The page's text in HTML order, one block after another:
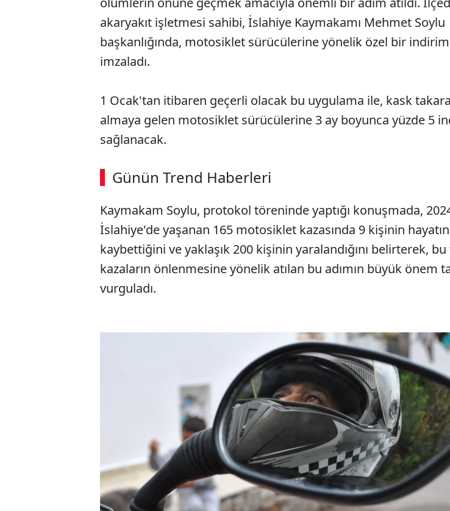
akaryakıt işletmesi sahibi, İslahiye Kaymakamı Mehmet Soylu
başkanlığında, motosiklet sürücülerine yönelik özel bir
imzaladı.
1 Ocak'tan itibaren geçerli olacak bu uygulama ile, kask
almaya gelen motosiklet sürücülerine 3 ay boyunca yüzde 5
sağlanacak.
Günün Trend Haberleri
Kaymakam Soylu, protokol töreninde yaptığı konuşmada, 2024
İslahiye'de yaşanan 165 motosiklet kazasında 9 kişinin
kaybettiğini ve yaklaşık 200 kişinin yaralandığını belirterek,
kazaların önlenmesine yönelik atılan bu adımın büyük önem
vurguladı.